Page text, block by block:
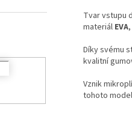
Tvar vstupu
materiál EVA
Díky svému
kvalitní
Vznik
tohoto